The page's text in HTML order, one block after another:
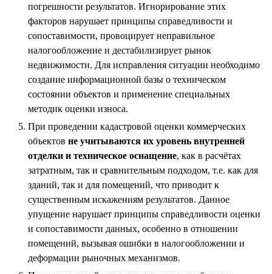
погрешности результатов. Игнорирование этих
факторов нарушает принципы справедливости и
сопоставимости, провоцирует неправильное
налогообложение и дестабилизирует рынок
недвижимости. Для исправления ситуации необходимо
создание информационной базы о техническом
состоянии объектов и применение специальных
методик оценки износа.
При проведении кадастровой оценки коммерческих
объектовне учитываются их уровень внутренней
отделки и техническое оснащение, как в расчётах
затратным, так и сравнительным подходом, т.е. как для
зданий, так и для помещений, что приводит к
существенным искажениям результатов. Данное
упущение нарушает принципы справедливости оценки
и сопоставимости данных, особенно в отношении
помещений, вызывая ошибки в налогообложении и
деформации рыночных механизмов.